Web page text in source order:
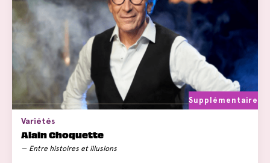
Supplémentaire
Variétés
Alain Choquette
Entre histoires et illusions